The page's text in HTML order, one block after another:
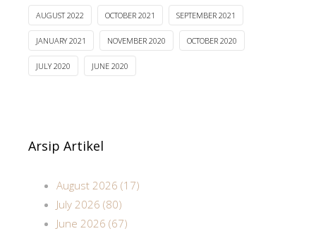
AUGUST 2022 OCTOBER 2021 SEPTEMBER 2021
JANUARY 2021 NOVEMBER 2020 OCTOBER 2020
JULY 2020 JUNE 2020
Arsip Artikel
August 2026 (17)
July 2026 (80)
June 2026 (67)